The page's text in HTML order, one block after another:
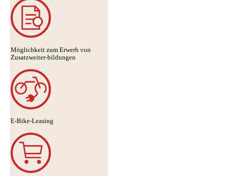
Möglichkeit zum Erwerb von
Zusatzweiter-bildungen
E-Bike-Leasing